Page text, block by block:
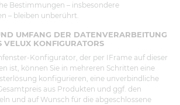
Bestimmungen – insbesondere
– bleiben unberührt.
UMFANG DER DATENVERARBEITUNG
VELUX KONFIGURATORS
Konfigurator, der per IFrame auf dieser
ist, können Sie in mehreren Schritten eine
konfigurieren, eine unverbindliche
aus Produkten und ggf. den
und auf Wunsch für die abgeschlossene